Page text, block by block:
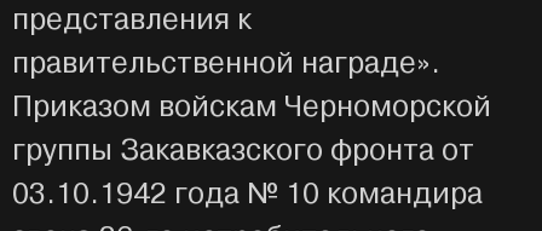
представления к
правительственной награде».
Приказом войскам Черноморской
группы Закавказского фронта от
03.10.1942 года № 10 командира